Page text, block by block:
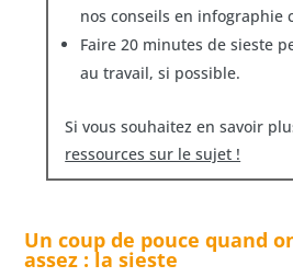
nos conseils en infographie
Faire 20 minutes de sieste
au travail, si possible.
Si vous souhaitez en savoir
ressources sur le sujet !
Un coup de pouce quand
assez : la sieste